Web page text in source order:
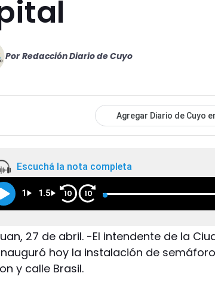
Por Redacción Diario de Cuyo
Agregar Diario de Cuyo
Escuchá la nota completa
1 1.5 10 10
27 de abril. -El intendente de la
hoy la instalación de
y calle Brasil.